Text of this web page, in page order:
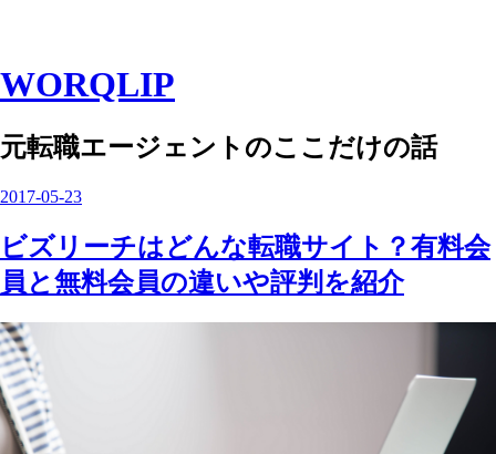
WORQLIP
元転職エージェントのここだけの話
2017-05-23
ビズリーチはどんな転職サイト？有料会
員と無料会員の違いや評判を紹介